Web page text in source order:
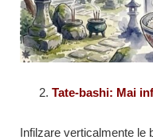
Tate-bashi: Mai
Infilzare verticalmente le